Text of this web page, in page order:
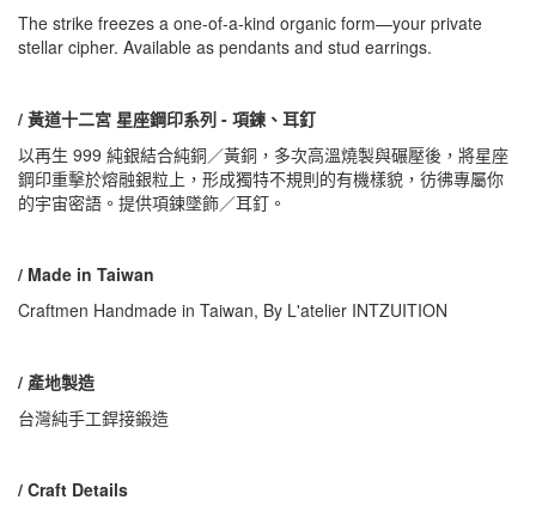
The strike freezes a one-of-a-kind organic form—your private
stellar cipher. Available as pendants and stud earrings.
/ 黃道十二宮 星座鋼印系列 - 項鍊、耳釘
以再生 999 純銀結合純銅／黃銅，多次高溫燒製與碾壓後，將星座
鋼印重擊於熔融銀粒上，形成獨特不規則的有機樣貌，彷彿專屬你
的宇宙密語。提供項鍊墜飾／耳釘。
/ Made in Taiwan
Craftmen Handmade in Taiwan, By L'atelier INTZUITION
/ 產地製造
台灣純手工銲接鍛造
/ Craft Details